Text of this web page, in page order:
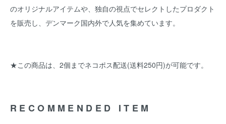
のオリジナルアイテムや、独自の視点でセレクトしたプロダクト
を販売し、デンマーク国内外で人気を集めています。
★この商品は、2個までネコポス配送(送料250円)が可能です。
RECOMMENDED ITEM